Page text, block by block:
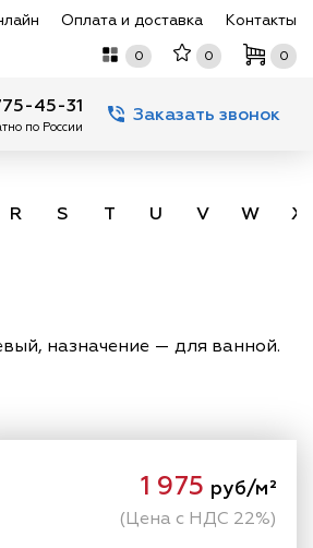
Оплата и доставка Контакты
0 0 0
45-31
по России
Заказать звонок
R S T U V W X
назначение — для ванной.
1 975 руб/м²
(Цена с НДС 22%)